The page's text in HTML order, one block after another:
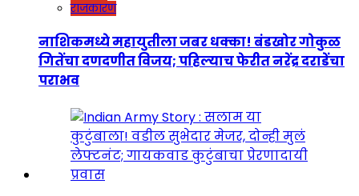
राजकारण
नाशिकमध्ये महायुतीला जबर धक्का! बंडखोर गोकुळ
गितेंचा दणदणीत विजय; पहिल्याच फेरीत नरेंद्र दराडेंचा
पराभव